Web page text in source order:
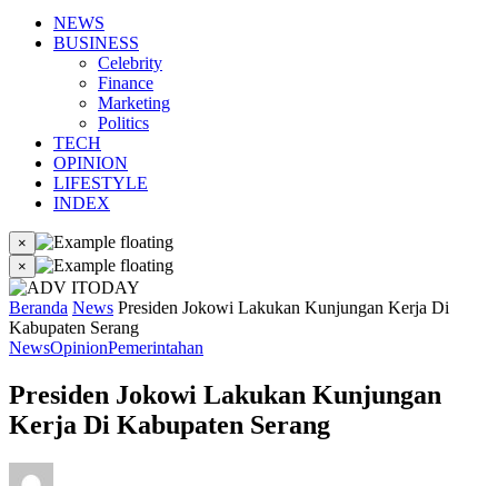
NEWS
BUSINESS
Celebrity
Finance
Marketing
Politics
TECH
OPINION
LIFESTYLE
INDEX
×
×
Beranda News Presiden Jokowi Lakukan Kunjungan Kerja Di
Kabupaten Serang
NewsOpinionPemerintahan
Presiden Jokowi Lakukan Kunjungan
Kerja Di Kabupaten Serang